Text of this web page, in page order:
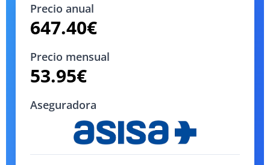
Precio anual
647.40€
Precio mensual
53.95€
Aseguradora